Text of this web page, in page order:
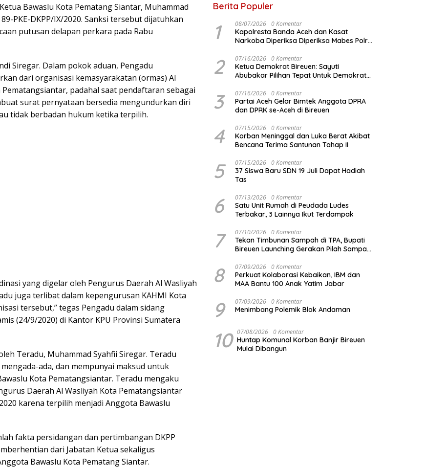
Bawaslu Kota Pematang Siantar, Muhammad
PKE-DKPP/IX/2020. Sanksi tersebut dijatuhkan
putusan delapan perkara pada Rabu
Siregar. Dalam pokok aduan, Pengadu
dari organisasi kemasyarakatan (ormas) Al
Pematangsiantar, padahal saat pendaftaran sebagai
surat pernyataan bersedia mengundurkan diri
tidak berbadan hukum ketika terpilih.
yang digelar oleh Pengurus Daerah Al Wasliyah
juga terlibat dalam kepengurusan KAHMI Kota
tersebut,” tegas Pengadu dalam sidang
(24/9/2020) di Kantor KPU Provinsi Sumatera
Teradu, Muhammad Syahfii Siregar. Teradu
ada, dan mempunyai maksud untuk
Kota Pematangsiantar. Teradu mengaku
Daerah Al Wasliyah Kota Pematangsiantar
karena terpilih menjadi Anggota Bawaslu
fakta persidangan dan pertimbangan DKPP
dari Jabatan Ketua sekaligus
Bawaslu Kota Pematang Siantar.
Berita Populer
1 08/07/2026 0 Komentar
Kapolresta Banda Aceh dan Kasat
Narkoba Diperiksa Diperiksa Mabes Polri,
2 07/16/2026 0 Komentar
Ketua Demokrat Bireuen: Sayuti
Abubakar Pilihan Tepat Untuk Demokrat
3 07/16/2026 0 Komentar
Partai Aceh Gelar Bimtek Anggota DPRA
dan DPRK se-Aceh di Bireuen
4 07/15/2026 0 Komentar
Korban Meninggal dan Luka Berat Akibat
Bencana Terima Santunan Tahap II
5 07/15/2026 0 Komentar
37 Siswa Baru SDN 19 Juli Dapat Hadiah
Tas
6 07/13/2026 0 Komentar
Satu Unit Rumah di Peudada Ludes
Terbakar, 3 Lainnya Ikut Terdampak
7 07/10/2026 0 Komentar
Tekan Timbunan Sampah di TPA, Bupati
Bireuen Launching Gerakan Pilah Sampah
8 07/09/2026 0 Komentar
Perkuat Kolaborasi Kebaikan, IBM dan
MAA Bantu 100 Anak Yatim Jabar
9 07/09/2026 0 Komentar
Menimbang Polemik Blok Andaman
10 07/08/2026 0 Komentar
Huntap Komunal Korban Banjir Bireuen
Mulai Dibangun